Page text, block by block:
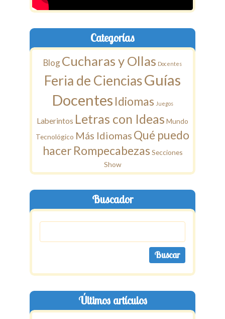
Categorías
BlogCucharas y Ollas Docentes
Feria de CienciasGuías
Docentes Idiomas Juegos
Laberintos Letras con Ideas Mundo
Tecnológico Más Idiomas Qué puedo
hacer Rompecabezas Secciones
Show
Buscador
Últimos artículos